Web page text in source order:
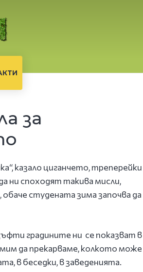
за
казало циганчето, треперейки
ни споходят такива мисли,
студената зима започва да
градините ни се показват в
да прекарваме, колкото може
в беседки, в заведенията.